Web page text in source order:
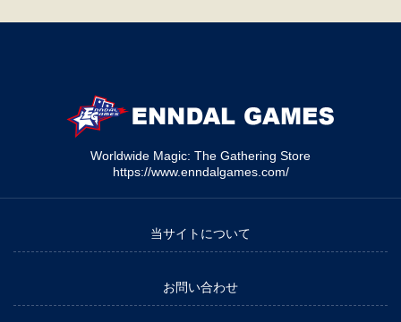
Worldwide Magic: The Gathering Store
https://www.enndalgames.com/
当サイトについて
お問い合わせ